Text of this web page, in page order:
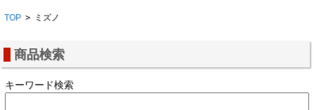
TOP > ミズノ
商品検索
キーワード検索